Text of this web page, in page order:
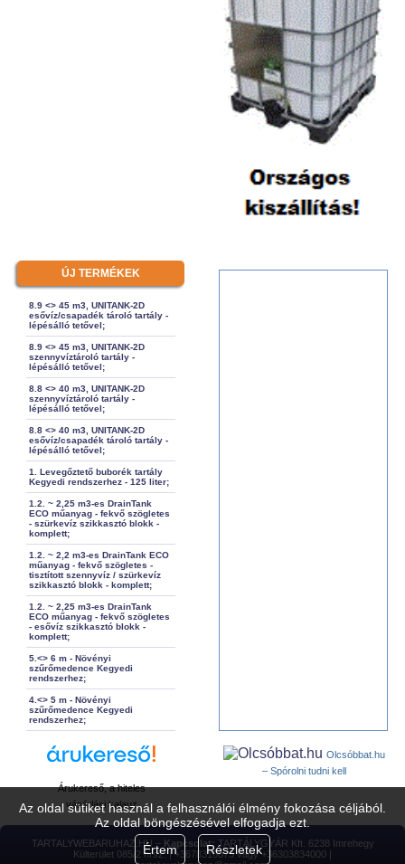
Az oldal sütiket használ a felhasználói élmény fokozása céljából.
Az oldal böngészésével elfogadja ezt.
Értem
Részletek
ÚJ TERMÉKEK
8.9 <> 45 m3, UNITANK-2D
esővíz/csapadék tároló tartály -
lépésálló tetővel;
8.9 <> 45 m3, UNITANK-2D
szennyvíztároló tartály -
lépésálló tetővel;
8.8 <> 40 m3, UNITANK-2D
szennyvíztároló tartály -
lépésálló tetővel;
8.8 <> 40 m3, UNITANK-2D
esővíz/csapadék tároló tartály -
lépésálló tetővel;
1. Levegőztető buborék tartály
Kegyedi rendszerhez - 125 liter;
1.2. ~ 2,25 m3-es DrainTank
ECO műanyag - fekvő szögletes
- szürkevíz szikkasztó blokk -
komplett;
1.2. ~ 2,2 m3-es DrainTank ECO
műanyag - fekvő szögletes -
tisztított szennyvíz / szürkevíz
szikkasztó blokk - komplett;
1.2. ~ 2,25 m3-es DrainTank
ECO műanyag - fekvő szögletes
- esővíz szikkasztó blokk -
komplett;
5.<> 6 m - Növényi
szűrőmedence Kegyedi
rendszerhez;
4.<> 5 m - Növényi
szűrőmedence Kegyedi
rendszerhez;
Árukereső, a hiteles
vásárlási kalauz
Olcsóbbat.hu
– Spórolni tudni kell
TARTALYWEBARUHAZ.HU – Kapcsolat: TARTÁLYGYÁR Kft. 6238 Imrehegy
Külterület 085/2 hrsz. | +3678310073 vagy +36303834000 |